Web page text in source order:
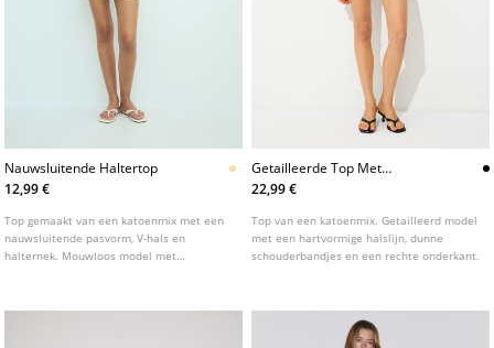
Nauwsluitende Haltertop
12,99 €
Top gemaakt van een katoenmix met een
nauwsluitende pasvorm, V-hals en
halternek. Mouwloos model met
Getailleerde Top Met
Hartvormige Hals
22,99 €
Top van een katoenmix. Getailleerd model
met een hartvormige halslijn, dunne
schouderbandjes en een rechte onderkant.